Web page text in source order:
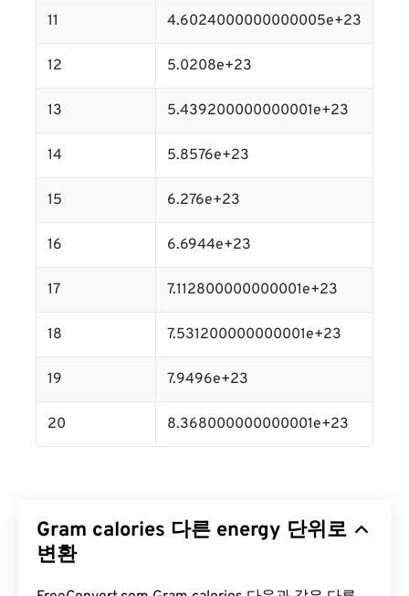
11 4.6024000000000005e+23
12 5.0208e+23
13 5.439200000000001e+23
14 5.8576e+23
15 6.276e+23
16 6.6944e+23
17 7.112800000000001e+23
18 7.531200000000001e+23
19 7.9496e+23
20 8.368000000000001e+23
Gram calories 다른 energy 단위로
변환